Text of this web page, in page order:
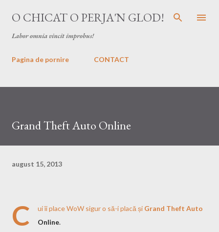
Treceți la conținutul principal
O CHICAT O PERJA'N GLOD!
Labor omnia vincit improbus!
Pagina de pornire CONTACT
Grand Theft Auto Online
august 15, 2013
C ui îi place WoW sigur o să-i placă și Grand Theft Auto
Online.